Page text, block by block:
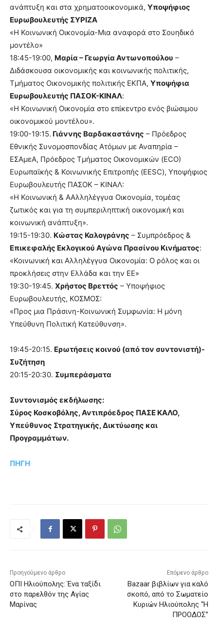
ανάπτυξη και στα χρηματοοικονομικά, Υποψήφιος
Ευρωβουλευτής ΣΥΡΙΖΑ
«Η Κοινωνική Οικονομία-Μια αναφορά στο Σουηδικό
μοντέλο»
18:45-19:00, Μαρία – Γεωργία Αντωνοπούλου –
Διδάσκουσα οικονομικής και κοινωνικής πολιτικής,
Τμήματος Οικονομικής πολιτικής ΕΚΠΑ, Υποψήφια
Ευρωβουλευτής ΠΑΣΟΚ-ΚΙΝΑΛ:
«Η Κοινωνική Οικονομία στο επίκεντρο ενός βιώσιμου
οικονομικού μοντέλου».
19:00-19:15. Γιάννης Βαρδακαστάνης – Πρόεδρος
Εθνικής Συνομοσπονδίας Ατόμων με Αναπηρία –
ΕΣΑμεΑ, Πρόεδρος Τμήματος Οικονομικών (ECO)
Ευρωπαϊκής & Κοινωνικής Επιτροπής (EESC), Υποψήφιος
Ευρωβουλευτής ΠΑΣΟΚ – ΚΙΝΑΛ:
«Η Κοινωνική & ΑAλληλέγγυα Οικονομία, τομέας
ζωτικός και για τη συμπεριληπτική οικονομική και
κοινωνική ανάπτυξη».
19:15-19:30. Κώστας Καλογράνης – Συμπρόεδρος &
Επικεφαλής Εκλογικού Αγώνα Πρασίνου Κινήματος:
«Κοινωνική και Αλληλέγγυα Οικονομία: Ο ρόλος και οι
προκλήσεις στην Ελλάδα και την ΕΕ»
19:30-19:45. Χρήστος Βρεττός – Υποψήφιος
Ευρωβουλευτής, ΚΟΣΜΟΣ:
«Προς μια Πράσινη-Κοινωνική Συμφωνία: Η μόνη
Υπεύθυνη Πολιτική Κατεύθυνση».
19:45-20:15. Ερωτήσεις κοινού (από τον συντονιστή)-
Συζήτηση
20:15-20:30. Συμπεράσματα
Συντονισμός εκδήλωσης:
Σύρος Κοσκοβόλης, Αντιπρόεδρος ΠΑΣΕ ΚΑΛΟ,
Υπεύθυνος Στρατηγικής, Δικτύωσης και
Προγραμμάτων.
ΠΗΓΗ
Προηγούμενο άρθρο
ΟΠΙ Ηλιούπολης: Ένα ταξίδι
στο παρελθόν της Αγίας
Μαρίνας
Επόμενο άρθρο
Bazaar βιβλίων για καλό
σκοπό, από το Σωματείο
Κυριών Ηλιούπολης “Η
ΠΡΟΟΔΟΣ”